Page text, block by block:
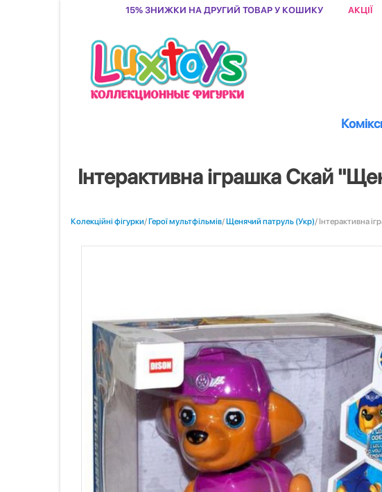
15% знижки на другий товар у кошику Акції
Інтерактивна іграшка Скай
Колекційні фігурки/Герої мультфільмів/Щенячий патруль (Укр)/ Інтерактивна